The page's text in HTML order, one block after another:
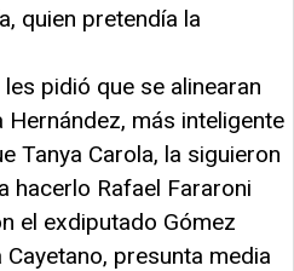
quien pretendía la
pidió que se alinearan
más inteligente
Tanya Carola, la siguieron
hacerlo Rafael Fararoni
el exdiputado Gómez
presunta media